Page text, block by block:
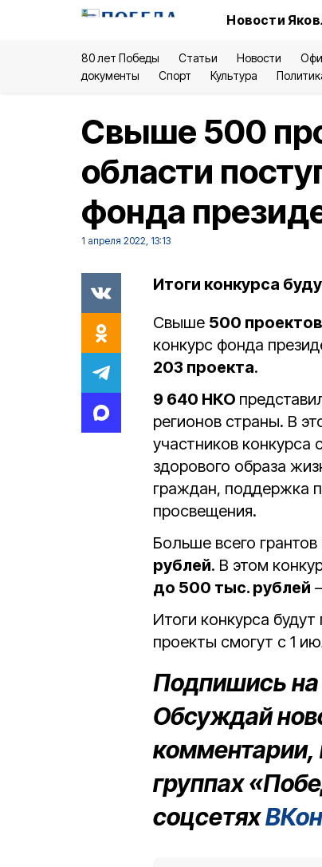
Новости
80 лет Победы Статьи Новости
документы
Спорт Культура
Свыше 500
области
фонда
1 апреля 2022, 13:13
Итоги конкурса
Свыше 500 проектов
конкурс фонда
203 проекта.
9 640 НКО
регионов страны. В
участников конкурса
здорового образа
граждан, поддержка
просвещения.
Больше всего
рублей. В этом
до 500 тыс. рублей –
Итоги конкурса
проекты смогут с 1
Подпишись на
Обсуждай
комментарии,
группах
соцсетях